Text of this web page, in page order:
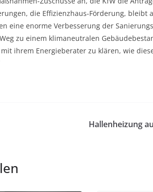
die Effizienzhaus-Förderung, bleibt
eine enorme Verbesserung der
zu einem klimaneutralen
ihrem Energieberater zu klären, wie
Hallenheizung